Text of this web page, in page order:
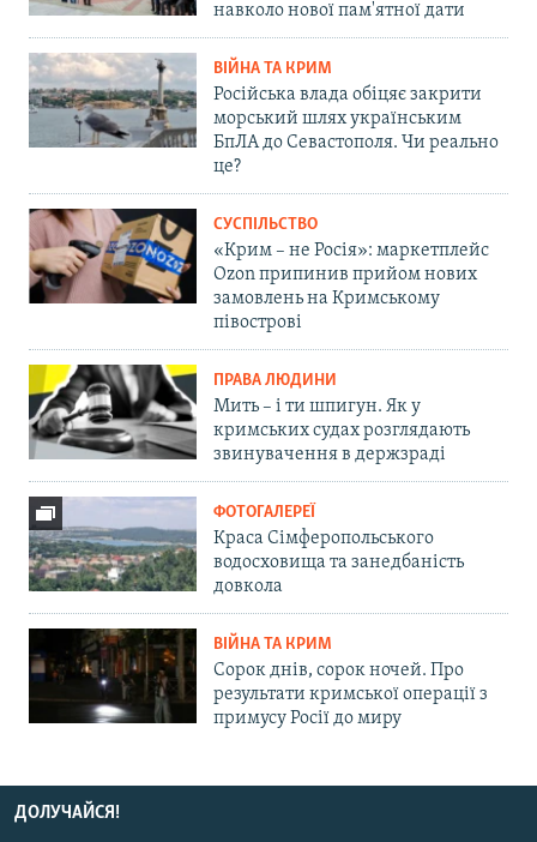
навколо нової пам'ятної дати
ВІЙНА ТА КРИМ
Російська влада обіцяє закрити
морський шлях українським
БпЛА до Севастополя. Чи реально
це?
СУСПІЛЬСТВО
«Крим – не Росія»: маркетплейс
Ozon припинив прийом нових
замовлень на Кримському
півострові
ПРАВА ЛЮДИНИ
Мить – і ти шпигун. Як у
кримських судах розглядають
звинувачення в держзраді
ФОТОГАЛЕРЕЇ
Краса Сімферопольського
водосховища та занедбаність
довкола
ВІЙНА ТА КРИМ
Сорок днів, сорок ночей. Про
результати кримської операції з
примусу Росії до миру
ДОЛУЧАЙСЯ!